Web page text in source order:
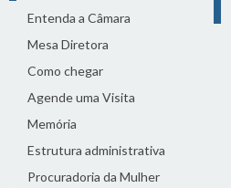
Entenda a Câmara
Mesa Diretora
Como chegar
Agende uma Visita
Memória
Estrutura administrativa
Procuradoria da Mulher